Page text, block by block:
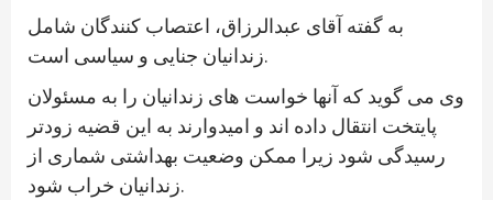
به گفته آقای عبدالرزاق، اعتصاب کنندگان شامل
زندانیان جنایی و سیاسی است.
وی می گوید که آنها خواست های زندانیان را به مسئولان
پایتخت انتقال داده اند و امیدوارند به این قضیه زودتر
رسیدگی شود زیرا ممکن وضعیت بهداشتی شماری از
زندانیان خراب شود.